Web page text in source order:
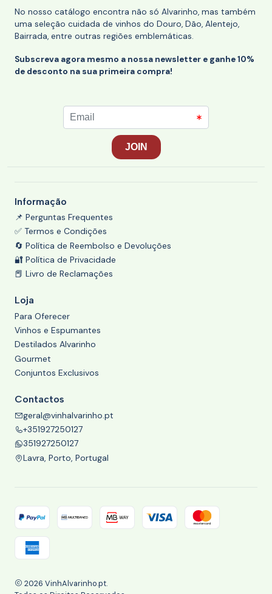
No nosso catálogo encontra não só Alvarinho, mas também
uma seleção cuidada de vinhos do Douro, Dão, Alentejo,
Bairrada, entre outras regiões emblemáticas.
Subscreva agora mesmo a nossa newsletter e ganhe 10%
de desconto na sua primeira compra!
Informação
📌 Perguntas Frequentes
✅ Termos e Condições
🔄 Política de Reembolso e Devoluções
🔐 Política de Privacidade
📕 Livro de Reclamações
Loja
Para Oferecer
Vinhos e Espumantes
Destilados Alvarinho
Gourmet
Conjuntos Exclusivos
Contactos
geral@vinhalvarinho.pt
+351927250127
351927250127
Lavra, Porto, Portugal
2026 VinhAlvarinho.pt.